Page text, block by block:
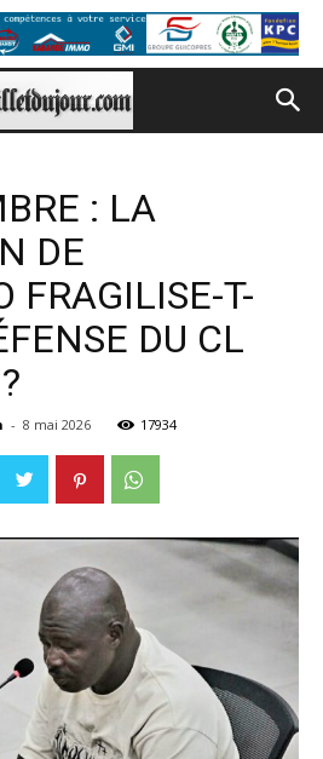
: LA
DE
FRAGILISE-T-
DU CL
- 8 mai 2026 17934